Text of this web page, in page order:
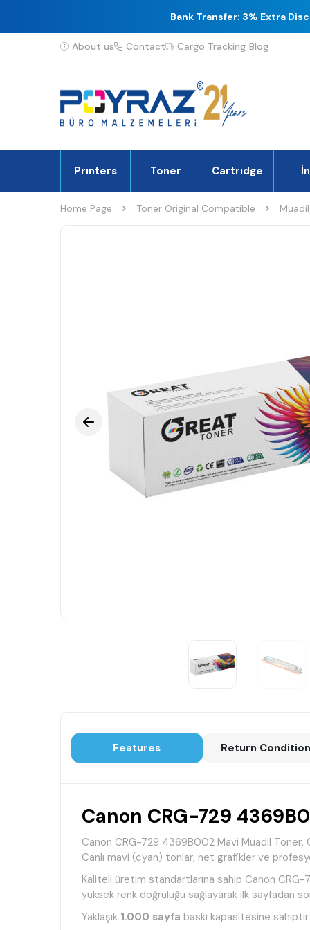
Bank Transfer: 3% Extra
About us Contact Cargo Tracking Blog
Prınters Toner Cartrıdge
Home Page Toner Original Compatible
Features Return
Canon CRG-729
Canon CRG-729 4369B002 Mavi Muadil Toner,
Canlı mavi (cyan) tonlar, net grafikler ve
Kaliteli üretim standartlarına sahip Canon CRG-
yüksek renk doğruluğu sağlayarak ilk sayfadan
Yaklaşık 1.000 sayfa baskı kapasitesine